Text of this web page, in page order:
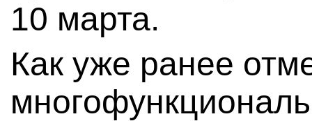
10 марта.
Как уже ранее